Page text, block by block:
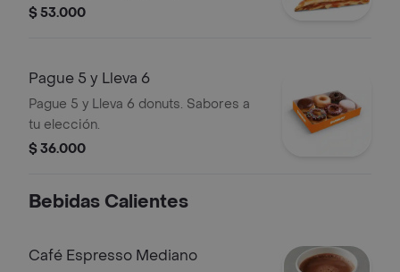
bebidas Quatro toronja de 269ml.
$ 53.000
Pague 5 y Lleva 6
Pague 5 y Lleva 6 donuts. Sabores a
tu elección.
$ 36.000
Bebidas Calientes
Café Espresso Mediano